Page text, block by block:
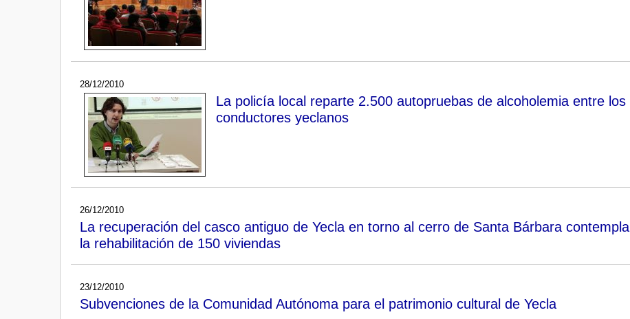
28/12/2010
La policía local reparte 2.500 autopruebas de alcoholemia entre los
conductores yeclanos
26/12/2010
La recuperación del casco antiguo de Yecla en torno al cerro de Santa Bárbara contempla
la rehabilitación de 150 viviendas
23/12/2010
Subvenciones de la Comunidad Autónoma para el patrimonio cultural de Yecla